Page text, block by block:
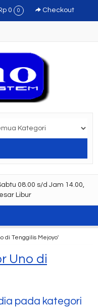
0 0 Checkout
08.00 s/d Jam 14.00,
Libur
di Tenggilis Mejoyo'
Uno di
pada kategori